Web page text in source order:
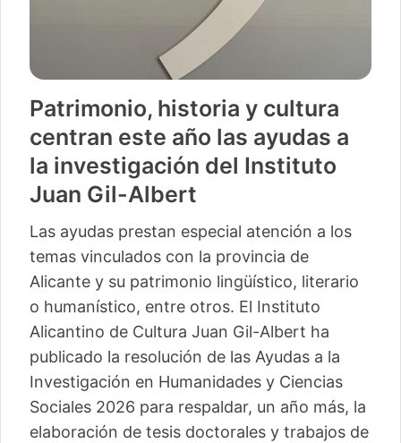
Patrimonio, historia y cultura
centran este año las ayudas a
la investigación del Instituto
Juan Gil-Albert
Las ayudas prestan especial atención a los
temas vinculados con la provincia de
Alicante y su patrimonio lingüístico, literario
o humanístico, entre otros. El Instituto
Alicantino de Cultura Juan Gil-Albert ha
publicado la resolución de las Ayudas a la
Investigación en Humanidades y Ciencias
Sociales 2026 para respaldar, un año más, la
elaboración de tesis doctorales y trabajos de